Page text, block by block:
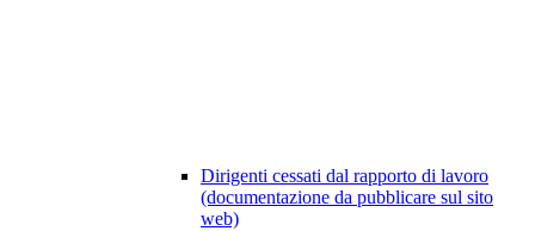
Dirigenti cessati dal rapporto di lavoro
(documentazione da pubblicare sul sito
web)